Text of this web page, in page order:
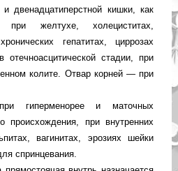
двенадцатиперстной кишки, как
при желтухе, холециститах,
гепатитах, циррозах
стадии, при
колите. Отвар корней — при
гиперменорее и маточных
происхождения, при внутренних
вагинитах, эрозиях шейки
спринцевания.